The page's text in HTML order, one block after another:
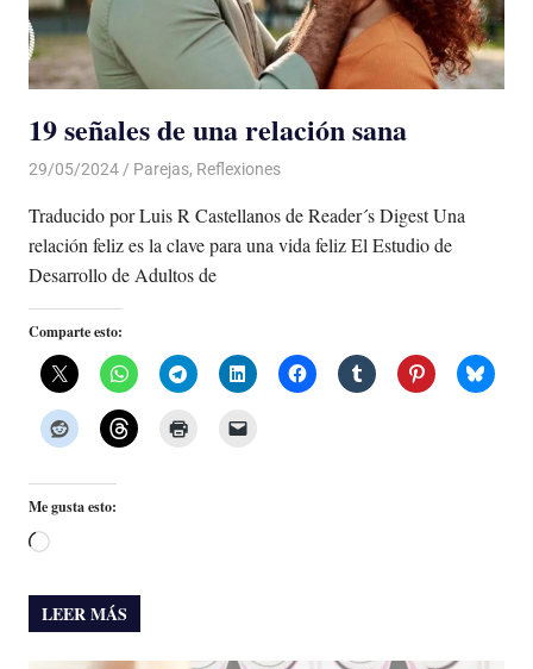
19 señales de una relación sana
29/05/2024 De todo un Poco
Parejas, Reflexiones
Traducido por Luis R Castellanos de Reader´s Digest Una
relación feliz es la clave para una vida feliz El Estudio de
Desarrollo de Adultos de
Comparte esto:
Me gusta esto:
Cargando...
LEER MÁS